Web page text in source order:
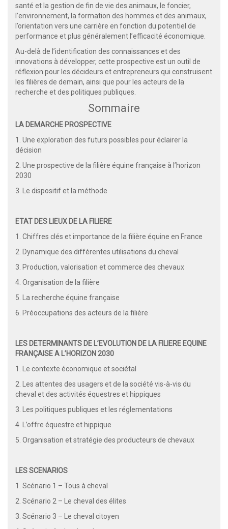
santé et la gestion de fin de vie des animaux, le foncier,
l’environnement, la formation des hommes et des animaux,
l’orientation vers une carrière en fonction du potentiel de
performance et plus généralement l’efficacité économique.
Au-delà de l’identification des connaissances et des
innovations à développer, cette prospective est un outil de
réflexion pour les décideurs et entrepreneurs qui construisent
les filières de demain, ainsi que pour les acteurs de la
recherche et des politiques publiques.
Sommaire
LA DEMARCHE PROSPECTIVE
1. Une exploration des futurs possibles pour éclairer la
décision
2. Une prospective de la filière équine française à l’horizon
2030
3. Le dispositif et la méthode
ETAT DES LIEUX DE LA FILIERE
1. Chiffres clés et importance de la filière équine en France
2. Dynamique des différentes utilisations du cheval
3. Production, valorisation et commerce des chevaux
4. Organisation de la filière
5. La recherche équine française
6. Préoccupations des acteurs de la filière
LES DETERMINANTS DE L’EVOLUTION DE LA FILIERE EQUINE
FRANÇAISE A L’HORIZON 2030
1. Le contexte économique et sociétal
2. Les attentes des usagers et de la société vis-à-vis du
cheval et des activités équestres et hippiques
3. Les politiques publiques et les réglementations
4. L’offre équestre et hippique
5. Organisation et stratégie des producteurs de chevaux
LES SCENARIOS
1. Scénario 1 – Tous à cheval
2. Scénario 2 – Le cheval des élites
3. Scénario 3 – Le cheval citoyen